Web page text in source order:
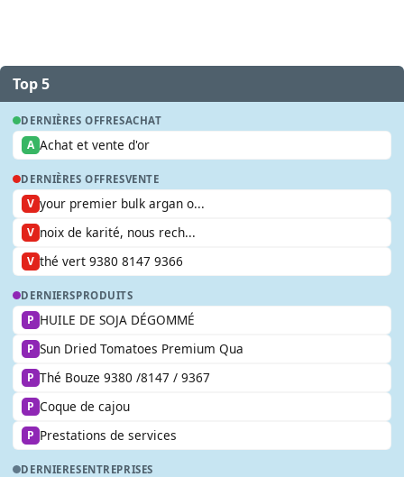
Top 5
DERNIÈRES OFFRESACHAT
A Achat et vente d'or
DERNIÈRES OFFRESVENTE
V your premier bulk argan o...
V noix de karité, nous rech...
V thé vert 9380 8147 9366
DERNIERSPRODUITS
P HUILE DE SOJA DÉGOMMÉ
P Sun Dried Tomatoes Premium Qua
P Thé Bouze 9380 /8147 / 9367
P Coque de cajou
P Prestations de services
DERNIERESENTREPRISES